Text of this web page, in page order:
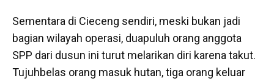
Sementara di Cieceng sendiri, meski bukan jadi
bagian wilayah operasi, duapuluh orang anggota
SPP dari dusun ini turut melarikan diri karena takut.
Tujuhbelas orang masuk hutan, tiga orang keluar